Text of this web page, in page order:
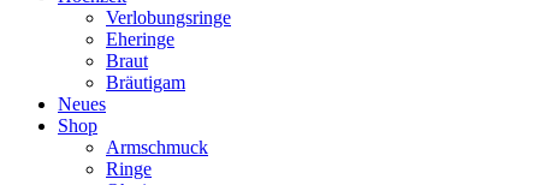
Verlobungsringe
Eheringe
Braut
Bräutigam
Neues
Shop
Armschmuck
Ringe